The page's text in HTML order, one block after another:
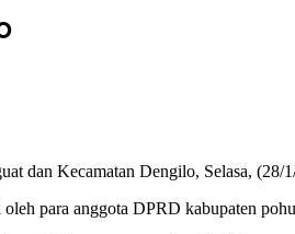
dan Kecamatan Dengilo, Selasa, (28/
para anggota DPRD kabupaten